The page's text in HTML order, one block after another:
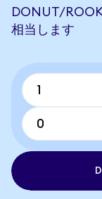
DONUT/
相当します